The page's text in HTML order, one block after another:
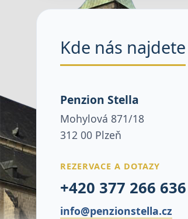
Kde nás najdete
Penzion Stella
Mohylová 871/18
312 00 Plzeň
REZERVACE A DOTAZY
+420 377 266 636
info@penzionstella.cz